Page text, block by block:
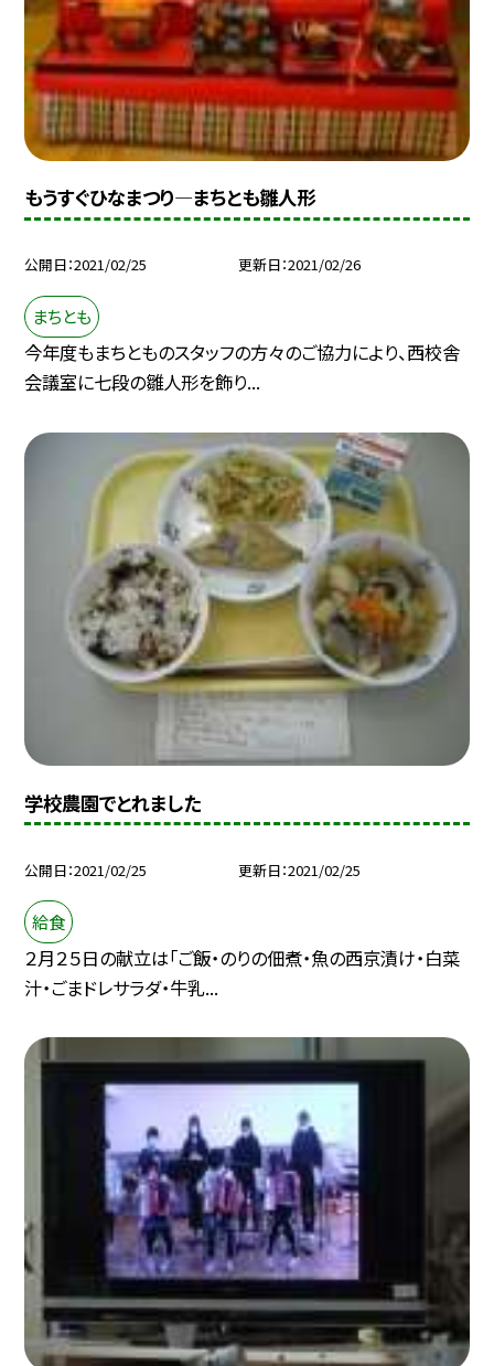
もうすぐひなまつり—まちとも雛人形
公開日 2021/02/25 更新日 2021/02/26
まちとも
今年度もまちとものスタッフの方々のご協力により、西校舎
会議室に七段の雛人形を飾り...
学校農園でとれました
公開日 2021/02/25 更新日 2021/02/25
給食
２月２５日の献立は「ご飯・のりの佃煮・魚の西京漬け・白菜
汁・ごまドレサラダ・牛乳...